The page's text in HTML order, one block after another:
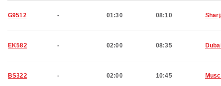
G9512 - 01:30 08:10
EK582 - 02:00 08:35
BS322 - 02:00 10:45